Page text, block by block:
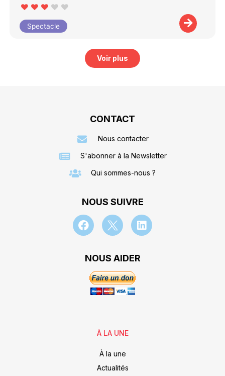
Spectacle
Voir plus
CONTACT
Nous contacter
S'abonner à la Newsletter
Qui sommes-nous ?
NOUS SUIVRE
NOUS AIDER
À LA UNE
À la une
Actualités